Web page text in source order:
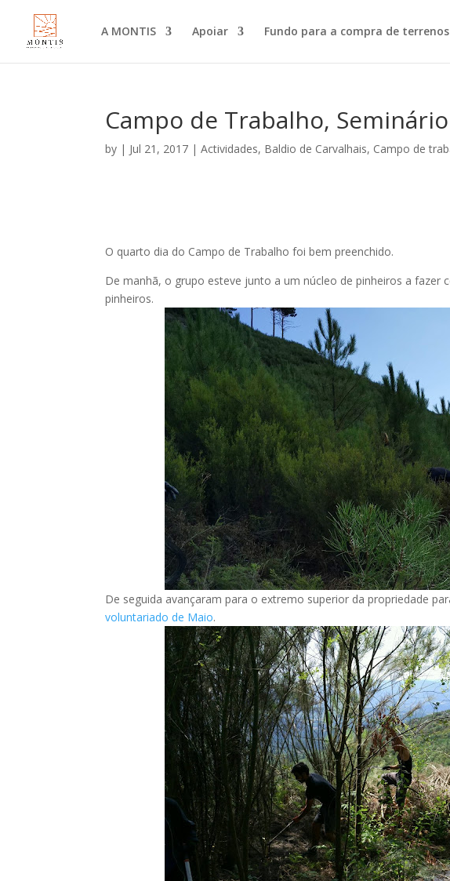
A MONTIS Apoiar Fundo para a compra de terrenos
Campo de Trabalho,
by | Jul 21, 2017 |Actividades, Baldio de Carvalhais, Campo de
O quarto dia do Campo de Trabalho foi bem preenchido.
De manhã, o grupo esteve junto a um núcleo de pinheiros a fazer
pinheiros.
De seguida avançaram para o extremo superior da propriedade
voluntariado de Maio.